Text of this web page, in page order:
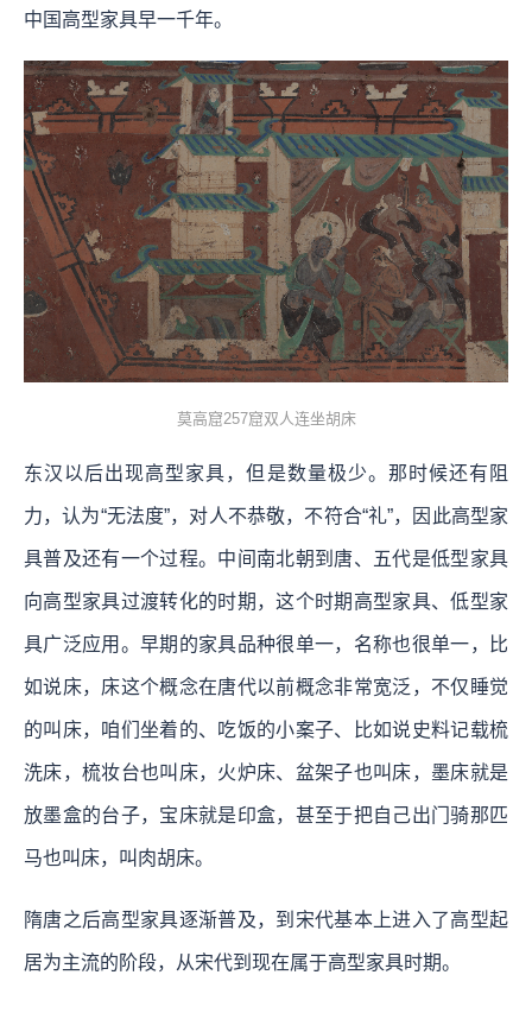
中国高型家具早一千年。
莫高窟257窟双人连坐胡床
东汉以后出现高型家具，但是数量极少。那时候还有阻
力，认为“无法度”，对人不恭敬，不符合“礼”，因此高型家
具普及还有一个过程。中间南北朝到唐、五代是低型家具
向高型家具过渡转化的时期，这个时期高型家具、低型家
具广泛应用。早期的家具品种很单一，名称也很单一，比
如说床，床这个概念在唐代以前概念非常宽泛，不仅睡觉
的叫床，咱们坐着的、吃饭的小案子、比如说史料记载梳
洗床，梳妆台也叫床，火炉床、盆架子也叫床，墨床就是
放墨盒的台子，宝床就是印盒，甚至于把自己出门骑那匹
马也叫床，叫肉胡床。
隋唐之后高型家具逐渐普及，到宋代基本上进入了高型起
居为主流的阶段，从宋代到现在属于高型家具时期。